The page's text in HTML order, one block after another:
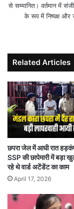
से सम्मानित। वर्तमान में
के रूप में निष्पक्ष और
Related Articles
छपरा जेल में आधी रात
SSP की छापेमारी में बड़ा
रहे थे वार्ड अटेंडेंट का काम
April 17, 2026